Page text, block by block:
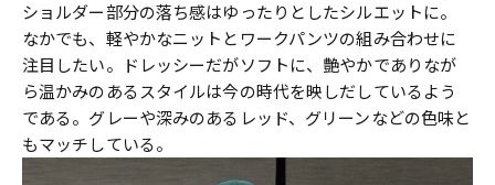
ショルダー部分の落ち感はゆったりとしたシルエットに。
なかでも、軽やかなニットとワークパンツの組み合わせに
注目したい。ドレッシーだがソフトに、艶やかでありなが
ら温かみのあるスタイルは今の時代を映しだしているよう
である。グレーや深みのあるレッド、グリーンなどの色味と
もマッチしている。